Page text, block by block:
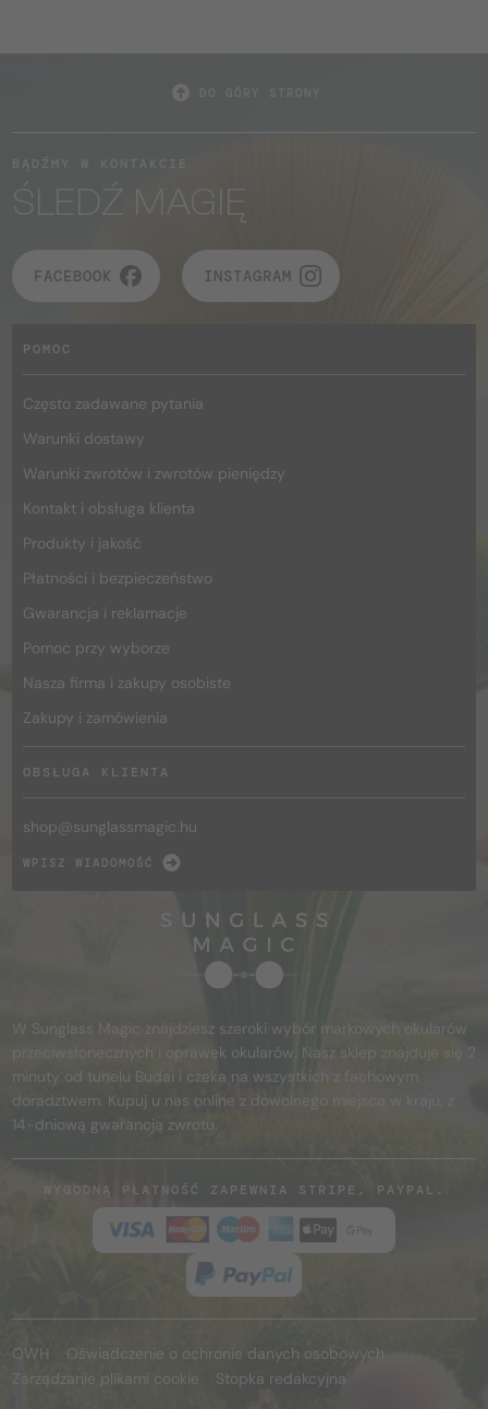
ŚLEDŹ MAGIĘ
FACEBOOK INSTAGRAM
POMOC
Często zadawane pytania
Warunki dostawy
Warunki zwrotów i zwrotów pieniędzy
Kontakt i obsługa klienta
Produkty i jakość
Płatności i bezpieczeństwo
Gwarancja i reklamacje
Pomoc przy wyborze
Nasza firma i zakupy osobiste
Zakupy i zamówienia
OBSŁUGA KLIENTA
shop@sunglassmagic.hu
WPISZ WIADOMOŚĆ
W Sunglass Magic znajdziesz szeroki wybór markowych okularów
przeciwsłonecznych i oprawek okularów. Nasz sklep znajduje się 2
minuty od tunelu Budai i czeka na wszystkich z fachowym
doradztwem. Kupuj u nas online z dowolnego miejsca w kraju, z
14-dniową gwarancją zwrotu.
WYGODNĄ PŁATNOŚĆ ZAPEWNIA STRIPE, PAYPAL.
OWH
Oświadczenie o ochronie danych osobowych
Zarządzanie plikami cookie
Stopka redakcyjna